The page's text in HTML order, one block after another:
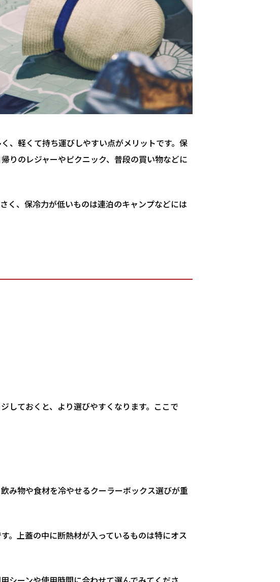
、軽くて持ち運びしやすい点がメリットです。保
りのレジャーやピクニック、普段の買い物などに
く、保冷力が低いものは連泊のキャンプなどには
しておくと、より選びやすくなります。ここで
み物や食材を冷やせるクーラーボックス選びが重
。上蓋の中に断熱材が入っているものは特にオス